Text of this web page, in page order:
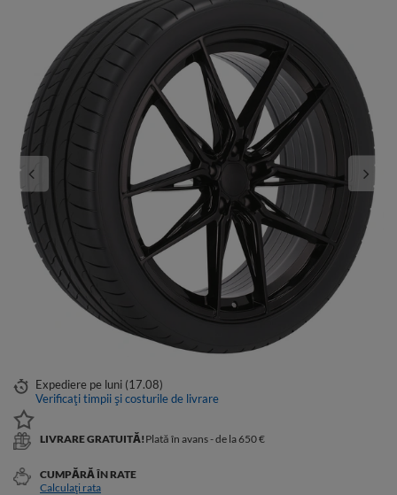
Expediere pe luni (17.08)
Verificați timpii și costurile de livrare
LIVRARE GRATUITĂ! Plată în avans - de la 650 €
CUMPĂRĂ ÎN RATE
Calculați rata